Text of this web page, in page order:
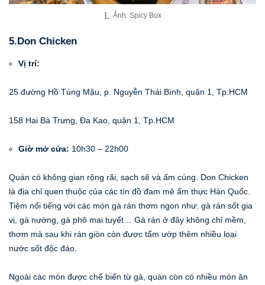
Ảnh: Spicy Box
5.Don Chicken
Vị trí:
25 đường Hồ Tùng Mậu, p. Nguyễn Thái Bình, quận 1, Tp.HCM
158 Hai Bà Trưng, Đa Kao, quận 1, Tp.HCM
Giờ mở cửa: 10h30 – 22h00
Quán có không gian rộng rãi, sạch sẽ và ấm cúng. Don Chicken
là địa chỉ quen thuộc của các tín đồ đam mê ẩm thực Hàn Quốc.
Tiệm nổi tiếng với các món gà rán thơm ngon như: gà rán sốt gia
vị, gà nướng, gà phô mai tuyết… Gà rán ở đây không chỉ mềm,
thơm mà sau khi rán giòn còn được tẩm ướp thêm nhiều loại
nước sốt độc đáo.
Ngoài các món được chế biến từ gà, quán còn có nhiều món ăn